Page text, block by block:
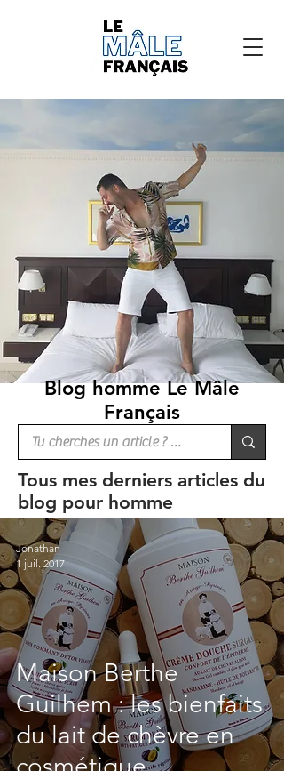
Blog homme Le Mâle
Français
Tous mes derniers articles du
blog pour homme
Maison Berthe
Guilhem : les bienfaits
du lait de chèvre en
Jonathan
1 juil. 2017